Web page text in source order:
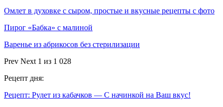
Омлет в духовке с сыром, простые и вкусные рецепты с фото
Пирог «Бабка» с малиной
Варенье из абрикосов без стерилизации
Prev Next 1 из 1 028
Рецепт дня:
Рецепт: Рулет из кабачков — С начинкой на Ваш вкус!